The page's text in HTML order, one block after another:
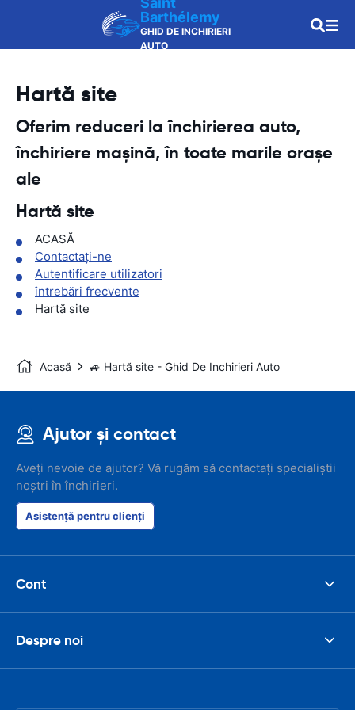
Barthélemy
GHID DE INCHIRIERI
AUTO
Hartă site
Oferim reduceri la închirierea auto,
închiriere mașină, în toate marile orașe
ale
Hartă site
ACASĂ
Contactaţi-ne
Autentificare utilizatori
întrebări frecvente
Hartă site
Acasă 🚙 Hartă site - Ghid De Inchirieri Auto
Ajutor și contact
Aveți nevoie de ajutor? Vă rugăm să contactați specialiștii
noștri în închirieri.
Asistență pentru clienți
Cont
Despre noi